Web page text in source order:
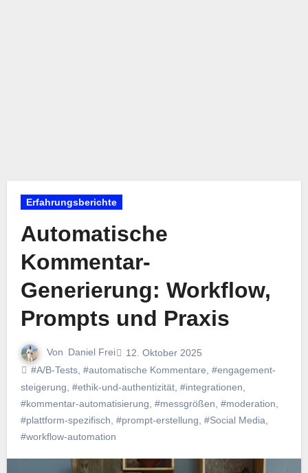
Erfahrungsberichte
Automatische
Kommentar-
Generierung: Workflow,
Prompts und Praxis
Von Daniel Frei
12. Oktober 2025
#A/B-Tests, #automatische Kommentare #engagement-
steigerung #ethik-und-authentizität, #integrationen
#kommentar-automatisierung #messgrößen #moderation
#plattform-spezifisch #prompt-erstellung #Social Media
#workflow-automation